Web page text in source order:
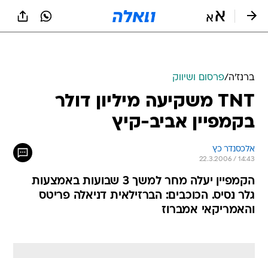
ברנז'ה/פרסום ושיווק
TNT משקיעה מיליון דולר
בקמפיין אביב-קיץ
אלכסנדר כץ
22.3.2006 / 14:43
הקמפיין יעלה מחר למשך 3 שבועות באמצעות
גלר נסיס. הכוכבים: הברזילאית דניאלה פריטס
והאמריקאי אמברוז